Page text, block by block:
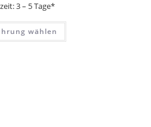
3 – 5 Tage*
wählen
Dieses
weist